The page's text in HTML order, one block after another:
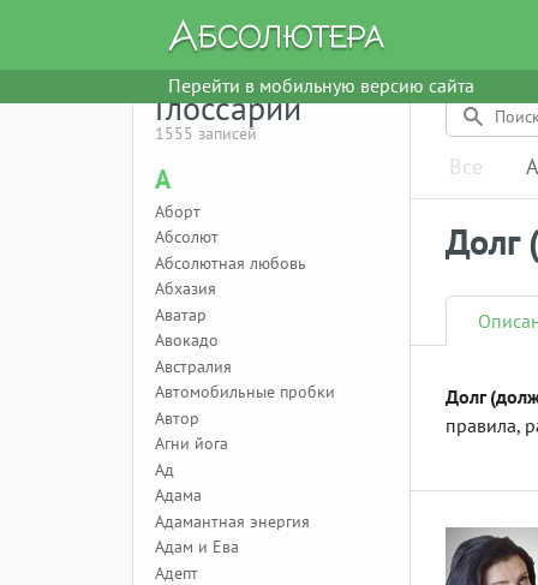
Перейти в мобильную версию сайта
Глоссарий
1555 записей
А
Аборт
Абсолют
Абсолютная любовь
Абхазия
Аватар
Авокадо
Австралия
Автомобильные пробки
Автор
Агни йога
Ад
Адама
Адамантная энергия
Адам и Ева
Адепт
Все А
Долг
Долг
правила,